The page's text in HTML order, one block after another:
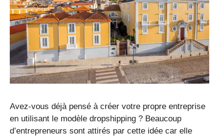
Avez-vous déjà pensé à créer votre propre entreprise
en utilisant le modèle dropshipping ? Beaucoup
d’entrepreneurs sont attirés par cette idée car elle